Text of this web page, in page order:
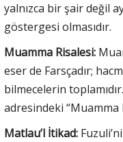
yalnızca bir şair değil
göstergesi olmasıdır.
Muamma Risalesi:
eser de Farsçadır;
bilmecelerin
adresindeki “Muamma
Matlau’l İtikad: